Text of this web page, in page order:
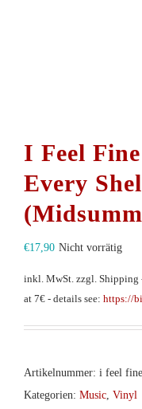
I Feel
Every
€17,90 Nicht vorrätig
inkl. MwSt. zzgl. Shipping
at 7€ - details see: https://
Artikelnummer: i feel
Kategorien: Music Vinyl